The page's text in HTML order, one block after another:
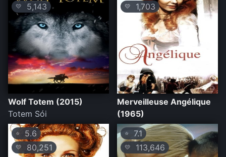
💛 5,143
Wolf Totem (2015)
Totem Sói
💛 1,703
Merveilleuse Angélique
(1965)
⭐ 5.6
💛 80,251
⭐ 7.1
💛 113,646